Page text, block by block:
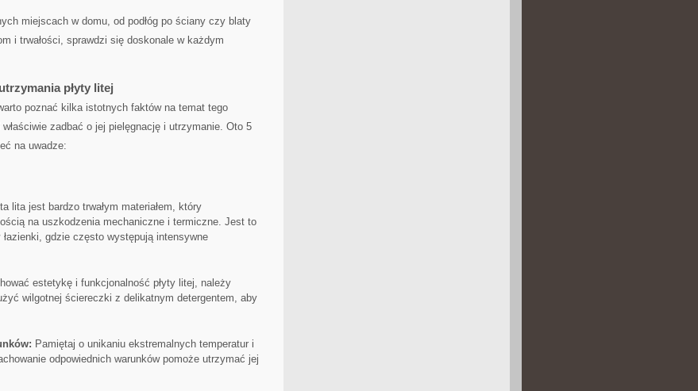
miejscach w domu, od podłóg po ściany czy blaty
i trwałości, sprawdzi się doskonale w⁢ każdym
płyty litej
poznać kilka istotnych faktów na temat tego
‍zadbać o jej pielęgnację ⁤i utrzymanie. Oto⁢ 5
na uwadze:
lita​ jest bardzo trwałym materiałem, który
na uszkodzenia mechaniczne i termiczne. Jest to
gdzie⁣ często występują intensywne
estetykę i funkcjonalność płyty litej, należy
wilgotnej ściereczki z delikatnym detergentem, ⁤aby
Pamiętaj o unikaniu ekstremalnych temperatur i
odpowiednich warunków pomoże utrzymać jej